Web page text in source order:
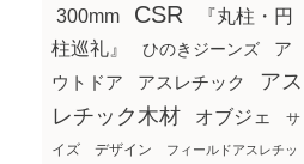
300mm CSR
『丸柱・円
柱巡礼』
ひのきジーンズ
ア
ウトドア
アスレチック
アス
レチック木材
オブジェ
サ
イズ
デザイン フィールドアスレチッ